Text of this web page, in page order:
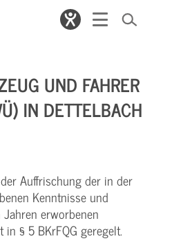
UND FAHRER
IN DETTELBACH
Auffrischung der in der
Kenntnisse und
erworbenen
§ 5 BKrFQG geregelt.